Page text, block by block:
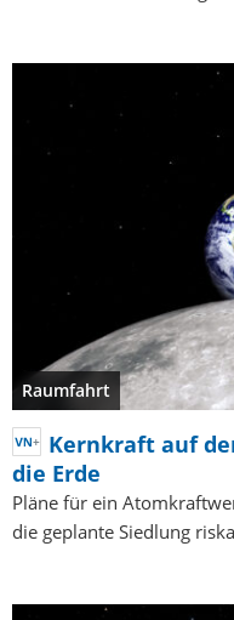
Raumfahrt
Kernkraft auf
die Erde
Pläne für ein
die geplante Siedlung